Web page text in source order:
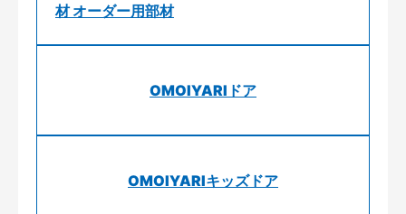
材 オーダー用部材
OMOIYARIドア
OMOIYARIキッズドア